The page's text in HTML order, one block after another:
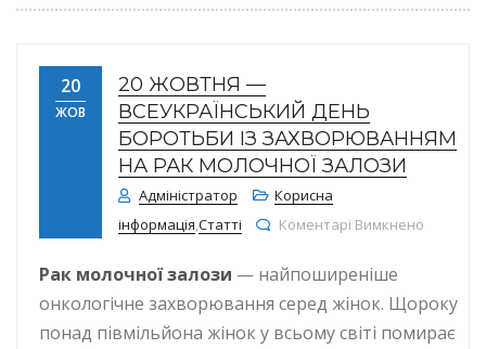
20
ЖОВ
20 ЖОВТНЯ —
ВСЕУКРАЇНСЬКИЙ ДЕНЬ
БОРОТЬБИ ІЗ ЗАХВОРЮВАННЯМ
НА РАК МОЛОЧНОЇ ЗАЛОЗИ
Адміністратор
Корисна
інформація,Статті Коментарі Вимкнено
Рак молочної залози — найпоширеніше
онкологічне захворювання серед жінок. Щороку
понад півмільйона жінок у всьому світі помирає